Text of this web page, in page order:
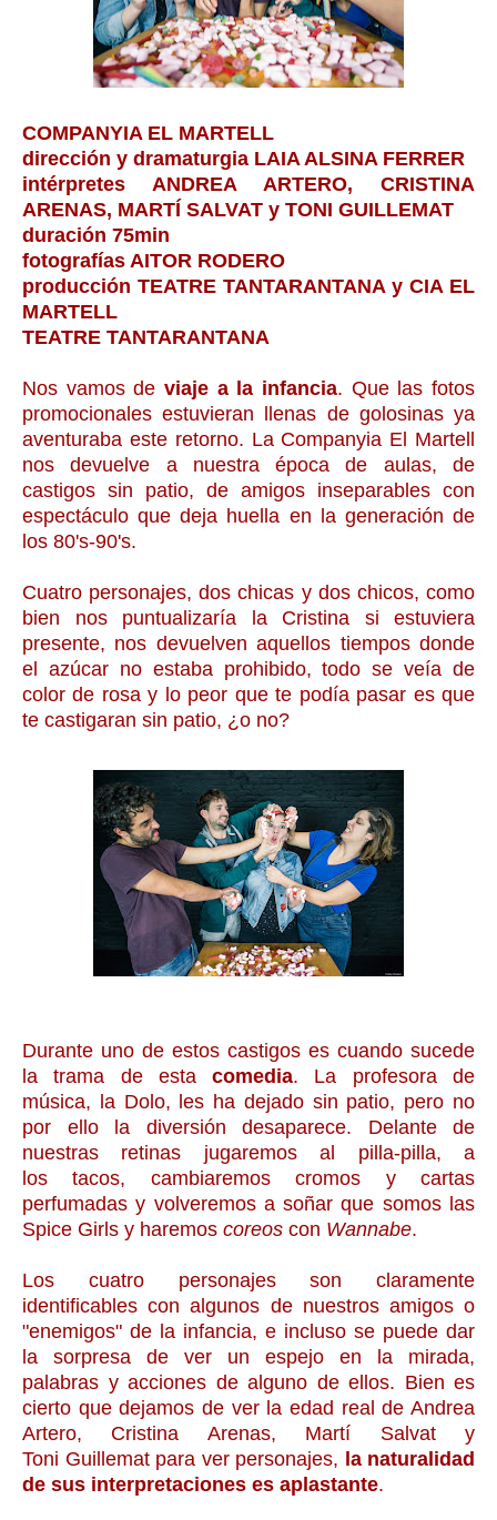
COMPANYIA EL MARTELL
dirección y dramaturgia LAIA ALSINA FERRER
intérpretes ANDREA ARTERO, CRISTINA
ARENAS, MARTÍ SALVAT y TONI GUILLEMAT
duración 75min
fotografías AITOR RODERO
producción TEATRE TANTARANTANA y CIA EL
MARTELL
TEATRE TANTARANTANA
Nos vamos de viaje a la infancia. Que las fotos
promocionales estuvieran llenas de golosinas ya
aventuraba este retorno. La Companyia El Martell
nos devuelve a nuestra época de aulas, de
castigos sin patio, de amigos inseparables con
espectáculo que deja huella en la generación de
los 80's-90's.
Cuatro personajes, dos chicas y dos chicos, como
bien nos puntualizaría la Cristina si estuviera
presente, nos devuelven aquellos tiempos donde
el azúcar no estaba prohibido, todo se veía de
color de rosa y lo peor que te podía pasar es que
te castigaran sin patio, ¿o no?
Durante uno de estos castigos es cuando sucede
la trama de estacomedia. La profesora de
música, la Dolo, les ha dejado sin patio, pero no
por ello la diversión desaparece. Delante de
nuestras retinas jugaremos al pilla-pilla, a
los tacos, cambiaremos cromos y cartas
perfumadas y volveremos a soñar que somos las
Spice Girls y haremos coreos con Wannabe.
Los cuatro personajes son claramente
identificables con algunos de nuestros amigos o
"enemigos" de la infancia, e incluso se puede dar
la sorpresa de ver un espejo en la mirada,
palabras y acciones de alguno de ellos. Bien es
cierto que dejamos de ver la edad real de Andrea
Artero, Cristina Arenas, Martí Salvat y
Toni Guillemat para ver personajes, la naturalidad
de sus interpretaciones es aplastante.